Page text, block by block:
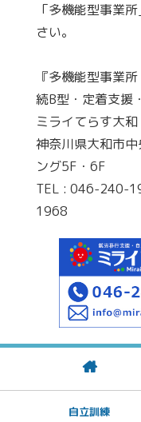
「多機能型事業
さい。
『多機能型事業
続B型・定着支援
ミライてらす大和
神奈川県大和市
ング5F・6F
TEL : 046-240-
1968
自立訓練